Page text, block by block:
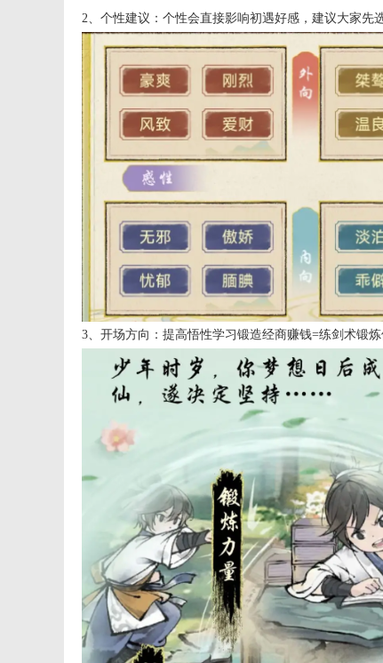
2、个性建议：个性会直接影响初遇好感，建议大家先
3、开场方向：提高悟性学习锻造经商赚钱=练剑术锻炼